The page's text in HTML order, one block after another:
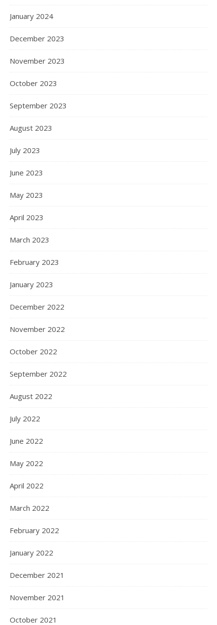
January 2024
December 2023
November 2023
October 2023
September 2023
August 2023
July 2023
June 2023
May 2023
April 2023
March 2023
February 2023
January 2023
December 2022
November 2022
October 2022
September 2022
August 2022
July 2022
June 2022
May 2022
April 2022
March 2022
February 2022
January 2022
December 2021
November 2021
October 2021